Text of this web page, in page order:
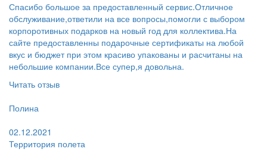
Спасибо большое за предоставленный сервис.Отличное
обслуживание,ответили на все вопросы,помогли с выбором
корпоротивных подарков на новый год для коллектива.На
сайте предоставленны подарочные сертификаты на любой
вкус и бюджет при этом красиво упакованы и расчитаны на
небольшие компании.Все супер,я довольна.
Читать отзыв
Полина
02.12.2021
Территория полета